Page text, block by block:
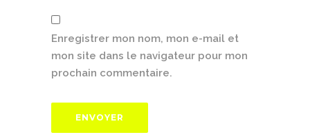
Enregistrer mon nom, mon e-mail et
mon site dans le navigateur pour mon
prochain commentaire.